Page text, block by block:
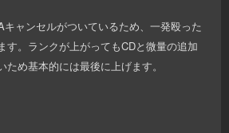
ャンセルがついているため、一発殴った
す。ランクが上がってもCDと微量の追加
ため基本的には最後に上げます。